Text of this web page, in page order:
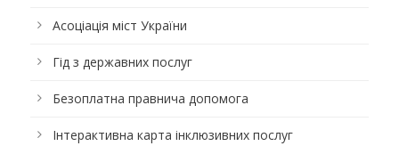
Асоціація міст України
Гід з державних послуг
Безоплатна правнича допомога
Інтерактивна карта інклюзивних послуг